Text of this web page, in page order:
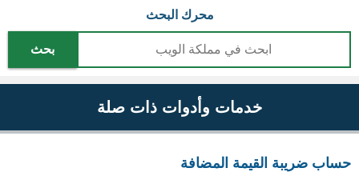
محرك البحث
بحث
خدمات وأدوات ذات صلة
حساب ضريبة القيمة المضافة